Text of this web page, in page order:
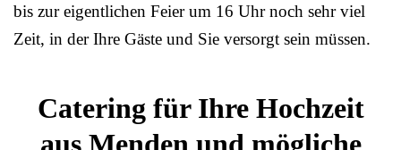
bis zur eigentlichen Feier um 16 Uhr noch sehr viel
Zeit, in der Ihre Gäste und Sie versorgt sein müssen.
Catering für Ihre Hochzeit